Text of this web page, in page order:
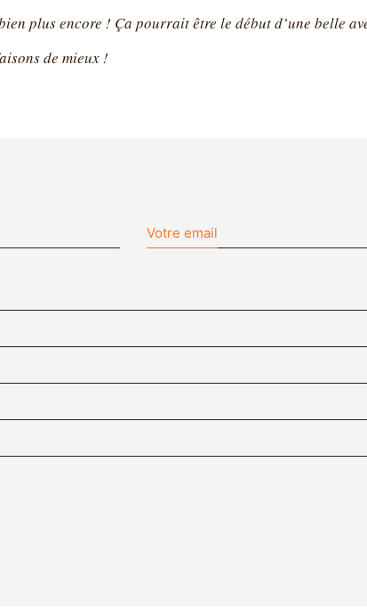
plus encore ! Ça pourrait être le début d’une belle
de mieux !
Votre email